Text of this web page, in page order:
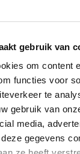
gebruik van
om content
functies voor
te
gebruik van
media,
gegevens
van
Raad